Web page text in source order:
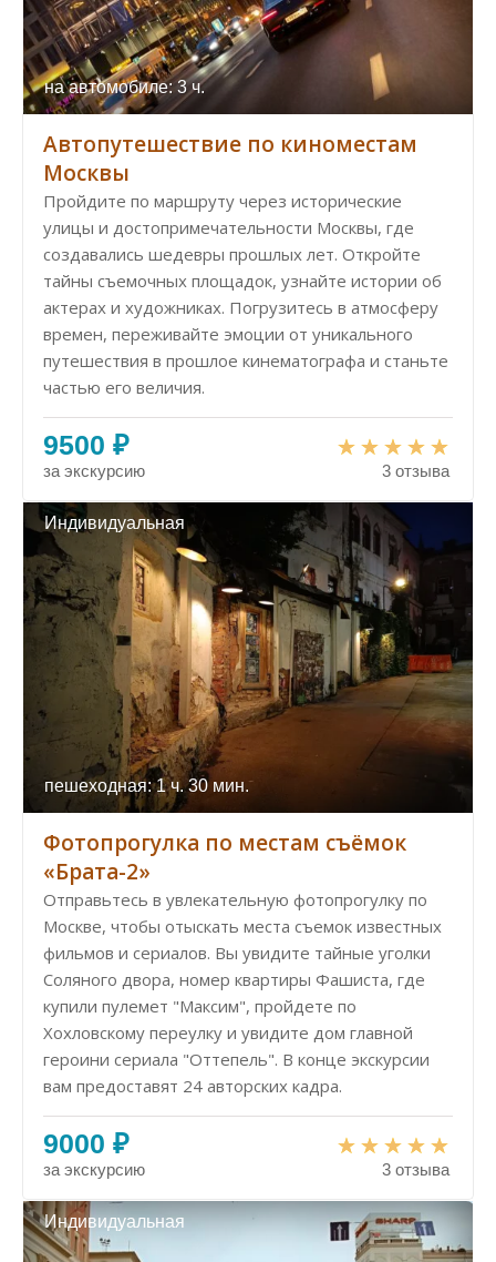
на автомобиле: 3 ч.
Автопутешествие по киноместам
Москвы
Пройдите по маршруту через исторические
улицы и достопримечательности Москвы, где
создавались шедевры прошлых лет. Откройте
тайны съемочных площадок, узнайте истории об
актерах и художниках. Погрузитесь в атмосферу
времен, переживайте эмоции от уникального
путешествия в прошлое кинематографа и станьте
частью его величия.
9500 ₽
за экскурсию 3 отзыва
Индивидуальная
пешеходная: 1 ч. 30 мин.
Фотопрогулка по местам съёмок
«Брата-2»
Отправьтесь в увлекательную фотопрогулку по
Москве, чтобы отыскать места съемок известных
фильмов и сериалов. Вы увидите тайные уголки
Соляного двора, номер квартиры Фашиста, где
купили пулемет "Максим", пройдете по
Хохловскому переулку и увидите дом главной
героини сериала "Оттепель". В конце экскурсии
вам предоставят 24 авторских кадра.
9000 ₽
за экскурсию 3 отзыва
Индивидуальная